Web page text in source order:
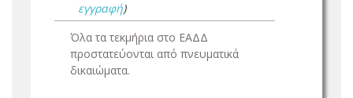
εγγραφή)
Όλα τα τεκμήρια στο ΕΑΔΔ
προστατεύονται από πνευματικά
δικαιώματα.